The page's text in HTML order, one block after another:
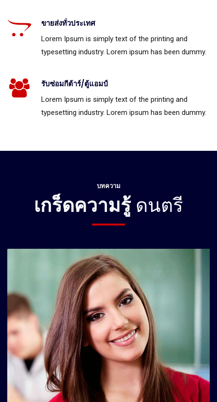
ขายส่งทั่วประเทศ
Lorem Ipsum is simply text of the printing and
typesetting industry. Lorem ipsum has been dummy.
รับซ่อมกีต้าร์/ตู้แอมป์
Lorem Ipsum is simply text of the printing and
typesetting industry. Lorem ipsum has been dummy.
บทความ
เกร็ดความรู้ดนตรี